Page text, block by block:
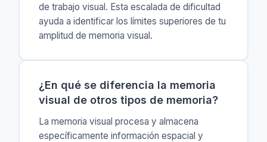
de trabajo visual. Esta escalada de dificultad
ayuda a identificar los límites superiores de tu
amplitud de memoria visual.
¿En qué se diferencia la memoria
visual de otros tipos de memoria?
La memoria visual procesa y almacena
específicamente información espacial y